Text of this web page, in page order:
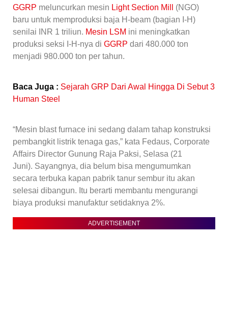
GGRP meluncurkan mesin Light Section Mill
(NGO)
baru untuk memproduksi baja H-beam (bagian I-H)
senilai INR 1 triliun. Mesin LSM ini meningkatkan
produksi seksi I-H-nya di GGRP dari 480.000 ton
menjadi 980.000 ton per tahun.
Baca Juga : Sejarah GRP Dari Awal Hingga Di Sebut 3
Human Steel
“Mesin blast furnace ini sedang dalam tahap konstruksi
pembangkit listrik tenaga gas,” kata Fedaus, Corporate
Affairs Director Gunung Raja Paksi, Selasa (21
Juni). Sayangnya, dia belum bisa mengumumkan
secara terbuka kapan pabrik tanur sembur itu akan
selesai dibangun. Itu berarti membantu mengurangi
biaya produksi manufaktur setidaknya 2%.
ADVERTISEMENT